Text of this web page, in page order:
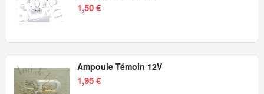
1,50 €
Ampoule Témoin 12V
1,95 €